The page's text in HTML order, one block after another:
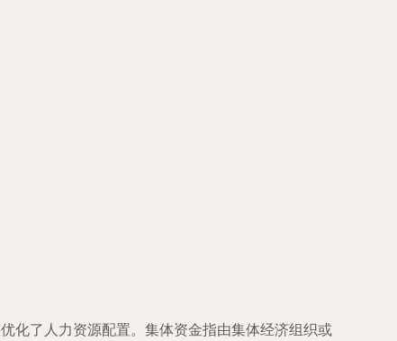
化了人力资源配置。集体资金指由集体经济组织或